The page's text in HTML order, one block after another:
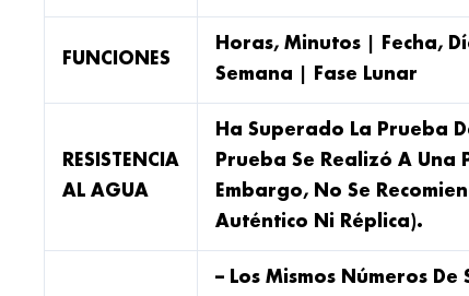
FUNCIONES
Horas, Minutos | Fecha,
Semana | Fase Lunar
RESISTENCIA
AL AGUA
Ha Superado La Prueba
Prueba Se Realizó A
Embargo, No Se
Auténtico Ni Réplica).
– Los Mismos Números